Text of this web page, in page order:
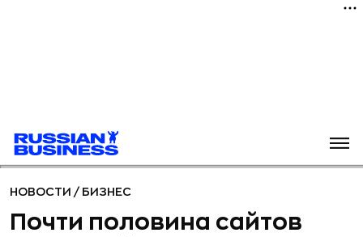
НОВОСТИ / БИЗНЕС
Почти половина сайтов